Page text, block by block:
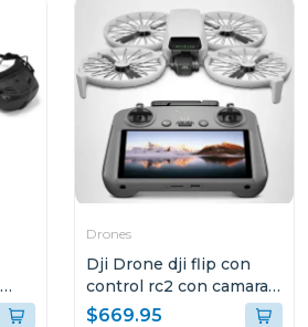
Drones
Dji Drone dji flip con
control rc2 con camara
4k uhd
$669.95